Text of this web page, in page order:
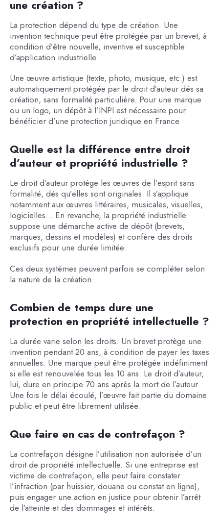
une création ?
La protection dépend du type de création. Une
invention technique peut être protégée par un brevet, à
condition d’être nouvelle, inventive et susceptible
d’application industrielle.
Une œuvre artistique (texte, photo, musique, etc.) est
automatiquement protégée par le droit d’auteur dès sa
création, sans formalité particulière. Pour une marque
ou un logo, un dépôt à l’INPI est nécessaire pour
bénéficier d’une protection juridique en France.
Quelle est la différence entre droit
d’auteur et propriété industrielle ?
Le droit d’auteur protège les œuvres de l’esprit sans
formalité, dès qu’elles sont originales. Il s’applique
notamment aux œuvres littéraires, musicales, visuelles,
logicielles… En revanche, la propriété industrielle
suppose une démarche active de dépôt (brevets,
marques, dessins et modèles) et confère des droits
exclusifs pour une durée limitée.
Ces deux systèmes peuvent parfois se compléter selon
la nature de la création.
Combien de temps dure une
protection en propriété intellectuelle ?
La durée varie selon les droits. Un brevet protège une
invention pendant 20 ans, à condition de payer les taxes
annuelles. Une marque peut être protégée indéfiniment
si elle est renouvelée tous les 10 ans. Le droit d’auteur,
lui, dure en principe 70 ans après la mort de l’auteur.
Une fois le délai écoulé, l’œuvre fait partie du domaine
public et peut être librement utilisée.
Que faire en cas de contrefaçon ?
La contrefaçon désigne l’utilisation non autorisée d’un
droit de propriété intellectuelle. Si une entreprise est
victime de contrefaçon, elle peut faire constater
l’infraction (par huissier, douane ou constat en ligne),
puis engager une action en justice pour obtenir l’arrêt
de l’atteinte et des dommages et intérêts.